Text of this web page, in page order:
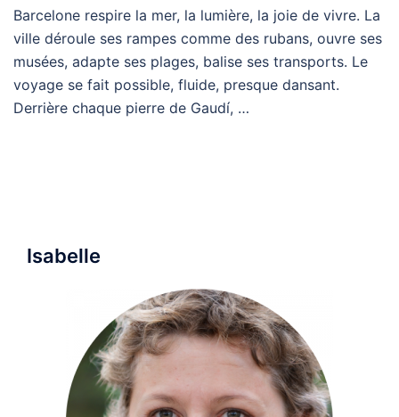
Barcelone respire la mer, la lumière, la joie de vivre. La
ville déroule ses rampes comme des rubans, ouvre ses
musées, adapte ses plages, balise ses transports. Le
voyage se fait possible, fluide, presque dansant.
Derrière chaque pierre de Gaudí, …
Isabelle